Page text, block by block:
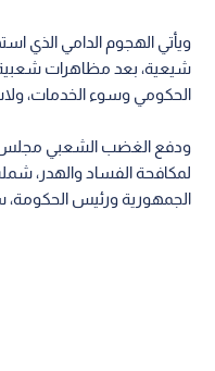
ويأتي الهجوم الدامي الذي
شيعية، بعد مظاهرات
الحكومي وسوء الخدمات،
ودفع الغضب الشعبي مجلس
لمكافحة الفساد والهدر،
الجمهورية ورئيس الحكومة،